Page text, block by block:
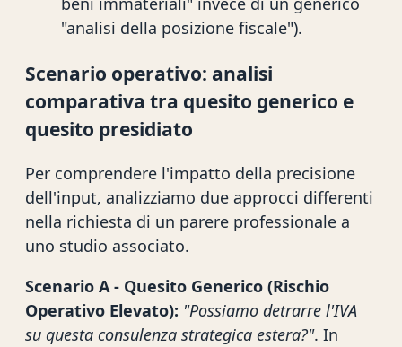
"analisi della posizione fiscale").
Scenario operativo: analisi
comparativa tra quesito generico e
quesito presidiato
Per comprendere l'impatto della precisione
dell'input, analizziamo due approcci differenti
nella richiesta di un parere professionale a
uno studio associato.
Scenario A - Quesito Generico (Rischio
Operativo Elevato): "Possiamo detrarre l'IVA
su questa consulenza strategica estera?". In